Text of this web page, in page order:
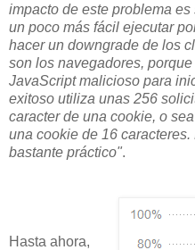
impacto de este problema
un poco más fácil ejecutar
hacer un downgrade de los
son los navegadores,
JavaScript malicioso para
exitoso utiliza unas 256
caracter de una cookie, o
una cookie de 16
bastante práctico".
Hasta ahora,